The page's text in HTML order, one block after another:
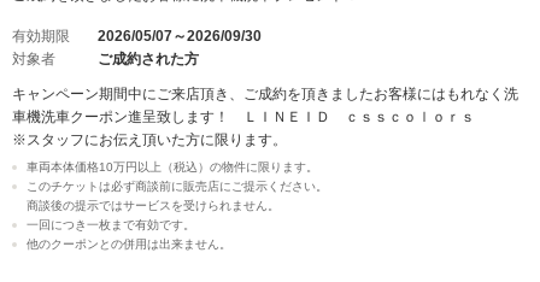
有効期限
2026/05/07～2026/09/30
対象者
ご成約された方
キャンペーン期間中にご来店頂き、ご成約を頂きましたお客様にはもれなく洗
車機洗車クーポン進呈致します！ ＬＩＮＥＩＤ ｃｓｓｃｏｌｏｒｓ
※スタッフにお伝え頂いた方に限ります。
車両本体価格10万円以上（税込）の物件に限ります。
このチケットは必ず商談前に販売店にご提示ください。
商談後の提示ではサービスを受けられません。
一回につき一枚まで有効です。
他のクーポンとの併用は出来ません。